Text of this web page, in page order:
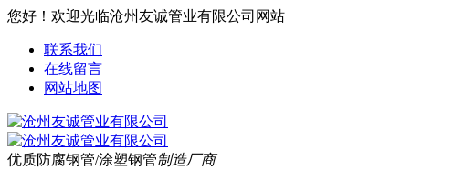
您好！欢迎光临沧州友诚管业有限公司网站
联系我们
在线留言
网站地图
优质防腐钢管/涂塑钢管制造厂商